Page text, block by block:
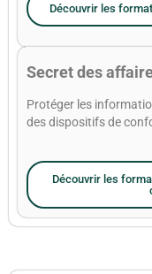
Découvrir les
Secret des
Protéger les
des dispositifs de
Découvrir les